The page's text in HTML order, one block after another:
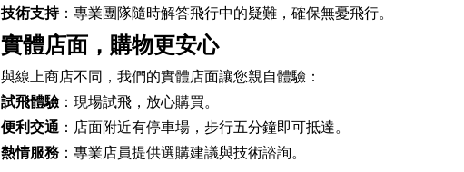
技術支持：專業團隊隨時解答飛行中的疑難，確保無憂飛行。
實體店面，購物更安心
與線上商店不同，我們的實體店面讓您親自體驗：
試飛體驗：現場試飛，放心購買。
便利交通 ：店面附近有停車場，步行五分鐘即可抵達。
熱情服務 ：專業店員提供選購建議與技術諮詢。